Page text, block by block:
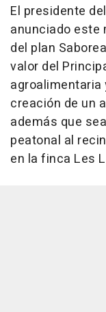
El presidente
anunciado este
del plan
valor del
agroalimentaria
creación de un
además que
peatonal al
en la finca Les